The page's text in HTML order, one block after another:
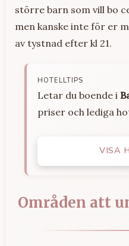
större barn som vill bo
men kanske inte för er
av tystnad efter kl 21.
HOTELLTIPS
Letar du boende i
priser och lediga
VISA
Områden att